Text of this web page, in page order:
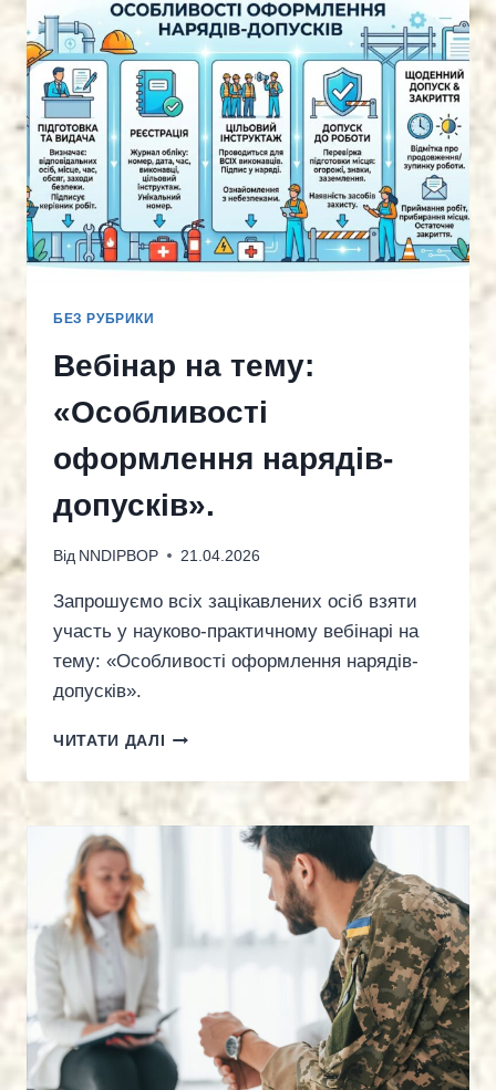
ПРАЦІ
БЕЗ РУБРИКИ
Вебінар на тему:
«Особливості
оформлення нарядів-
допусків».
Від NNDIPBOP 21.04.2026
Запрошуємо всіх зацікавлених осіб взяти
участь у науково-практичному вебінарі на
тему: «Особливості оформлення нарядів-
допусків».
ЧИТАТИ ДАЛІ
ВЕБІНАР
ТЕМУ:
ОФОРМЛЕННЯ
ДОПУСКІВ».